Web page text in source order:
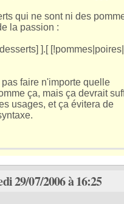
qui ne sont ni des
la passion :
].[
faire n'importe quelle
ça, mais ça devrait
usages, et ça évitera de
29/07/2006 à 16:25